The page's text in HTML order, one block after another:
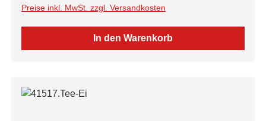
Preise inkl. MwSt. zzgl. Versandkosten
In den Warenkorb